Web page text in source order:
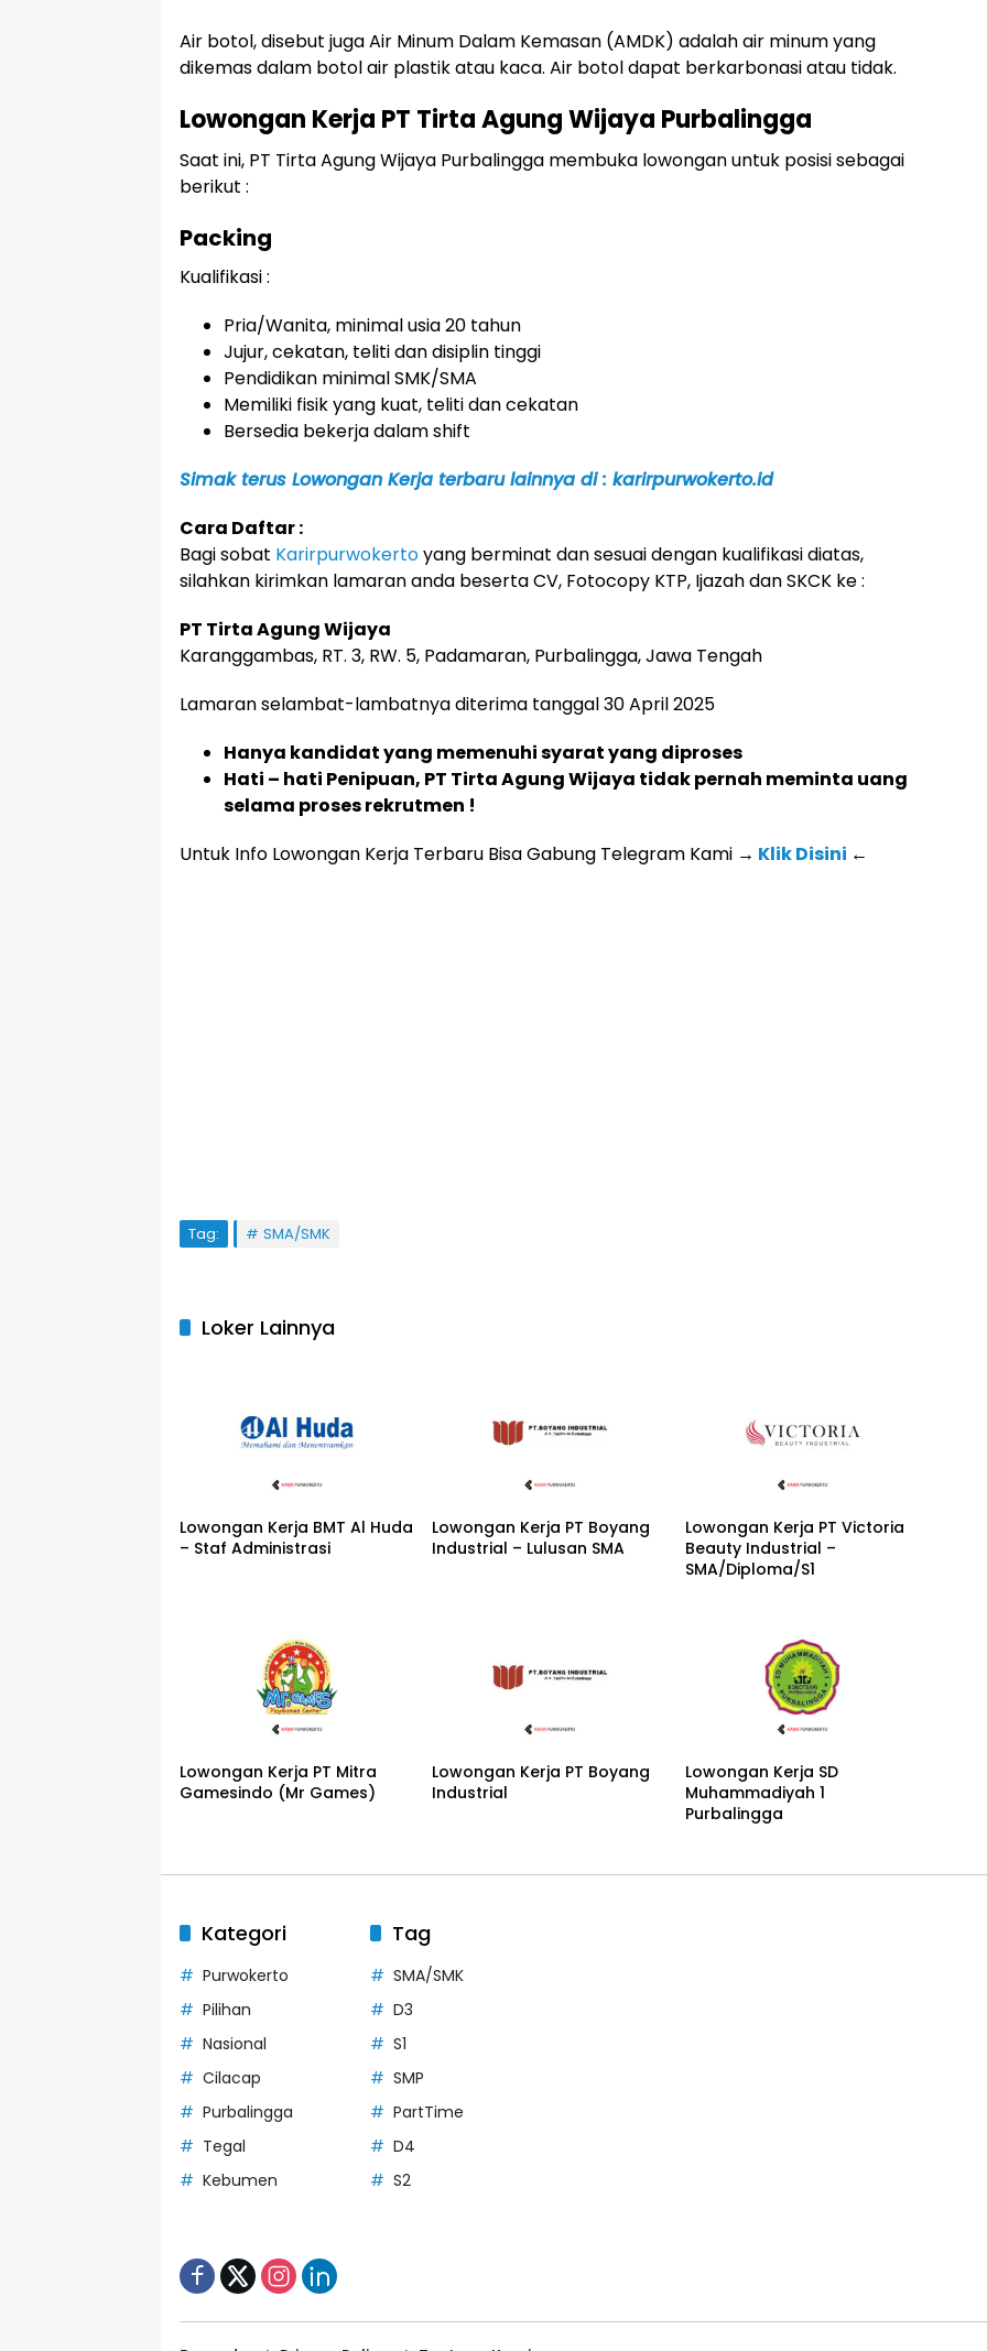
Air botol, disebut juga Air Minum Dalam Kemasan (AMDK) adalah air minum yang
dikemas dalam botol air plastik atau kaca. Air botol dapat berkarbonasi atau tidak.
Lowongan Kerja PT Tirta Agung Wijaya Purbalingga
Saat ini, PT Tirta Agung Wijaya Purbalingga membuka lowongan untuk posisi sebagai
berikut :
Packing
Kualifikasi :
Pria/Wanita, minimal usia 20 tahun
Jujur, cekatan, teliti dan disiplin tinggi
Pendidikan minimal SMK/SMA
Memiliki fisik yang kuat, teliti dan cekatan
Bersedia bekerja dalam shift
Simak terus Lowongan Kerja terbaru lainnya di : karirpurwokerto.id
Cara Daftar :
Bagi sobat Karirpurwokertoyang berminat dan sesuai dengan kualifikasi diatas,
silahkan kirimkan lamaran anda beserta CV, Fotocopy KTP, Ijazah dan SKCK ke :
PT Tirta Agung Wijaya
Karanggambas, RT. 3, RW. 5, Padamaran, Purbalingga, Jawa Tengah
Lamaran selambat-lambatnya diterima tanggal 30 April 2025
Hanya kandidat yang memenuhi syarat yang diproses
Hati – hati Penipuan, PT Tirta Agung Wijaya tidak pernah meminta uang
selama proses rekrutmen !
Untuk Info Lowongan Kerja Terbaru Bisa Gabung Telegram Kami → Klik Disini ←
Tag: SMA/SMK
Loker Lainnya
Lowongan Kerja BMT Al Huda
– Staf Administrasi
Lowongan Kerja PT Boyang
Industrial – Lulusan SMA
Lowongan Kerja PT Victoria
Beauty Industrial –
SMA/Diploma/S1
Lowongan Kerja PT Mitra
Gamesindo (Mr Games)
Lowongan Kerja PT Boyang
Industrial
Lowongan Kerja SD
Muhammadiyah 1
Purbalingga
Kategori
Purwokerto
Pilihan
Nasional
Cilacap
Purbalingga
Tegal
Kebumen
Tag
SMA/SMK
D3
S1
SMP
PartTime
D4
S2